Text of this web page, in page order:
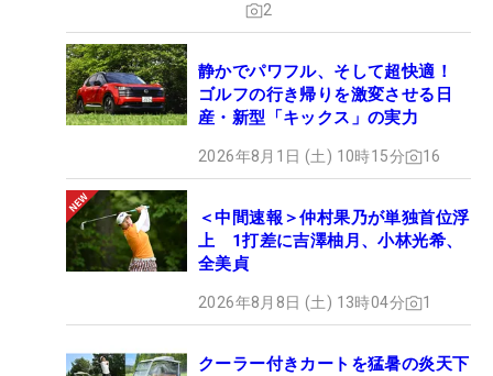
2
静かでパワフル、そして超快適！
ゴルフの行き帰りを激変させる日
産・新型「キックス」の実力
2026年8月1日 (土) 10時15分 16
＜中間速報＞仲村果乃が単独首位浮
上 1打差に吉澤柚月、小林光希、
全美貞
2026年8月8日 (土) 13時04分 1
クーラー付きカートを猛暑の炎天下